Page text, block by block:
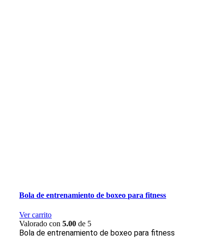
Bola de entrenamiento de boxeo para fitness
Ver carrito
Valorado con5.00 de 5
Bola de entrenamiento de boxeo para fitness